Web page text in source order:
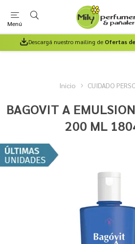
Menú
Descargá nuestro mailing de Ofertas
Inicio CUIDADO
BAGOVIT A
200 ML